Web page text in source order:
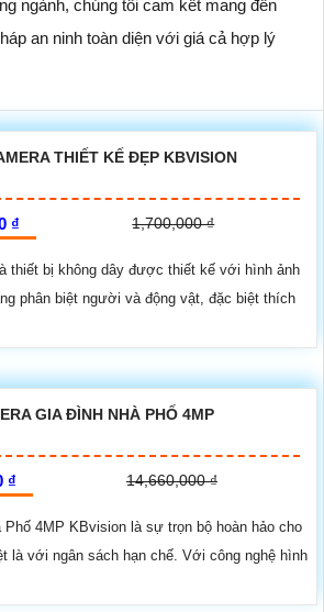
ngành, chúng tôi cam kết mang đến
an ninh toàn diện với giá cả hợp lý
THIẾT KẾ ĐẸP KBVISION
₫ 1,700,000 ₫
thiết bị không dây được thiết kế với hình ảnh
phân biệt người và động vật, đặc biệt thích
GIA ĐÌNH NHÀ PHỐ 4MP
₫ 14,660,000 ₫
Phố 4MP KBvision là sự trọn bộ hoàn hảo cho
là với ngân sách hạn chế. Với công nghệ hình